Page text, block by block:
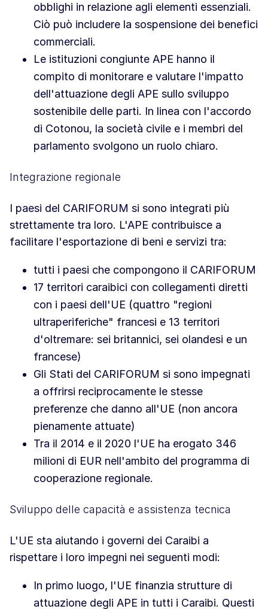
obblighi in relazione agli elementi essenziali.
Ciò può includere la sospensione dei benefici
commerciali.
Le istituzioni congiunte APE hanno il
compito di monitorare e valutare l'impatto
dell'attuazione degli APE sullo sviluppo
sostenibile delle parti. In linea con l'accordo
di Cotonou, la società civile e i membri del
parlamento svolgono un ruolo chiaro.
Integrazione regionale
I paesi del CARIFORUM si sono integrati più
strettamente tra loro. L'APE contribuisce a
facilitare l'esportazione di beni e servizi tra:
tutti i paesi che compongono il CARIFORUM
17 territori caraibici con collegamenti diretti
con i paesi dell'UE (quattro "regioni
ultraperiferiche" francesi e 13 territori
d'oltremare: sei britannici, sei olandesi e un
francese)
Gli Stati del CARIFORUM si sono impegnati
a offrirsi reciprocamente le stesse
preferenze che danno all'UE (non ancora
pienamente attuate)
Tra il 2014 e il 2020 l'UE ha erogato 346
milioni di EUR nell'ambito del programma di
cooperazione regionale.
Sviluppo delle capacità e assistenza tecnica
L'UE sta aiutando i governi dei Caraibi a
rispettare i loro impegni nei seguenti modi:
In primo luogo, l'UE finanzia strutture di
attuazione degli APE in tutti i Caraibi. Questi